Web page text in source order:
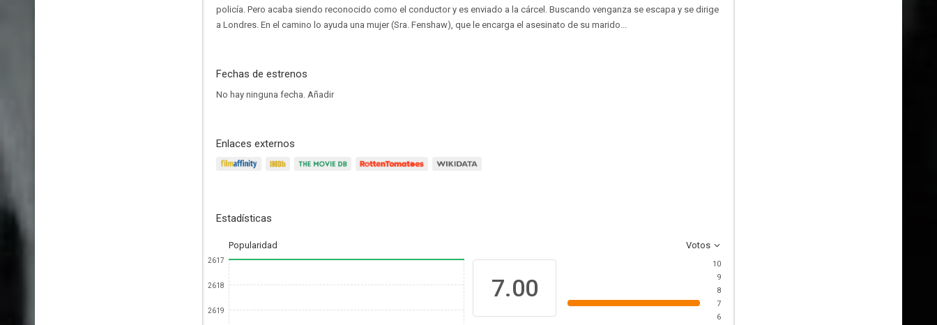
policía. Pero acaba siendo reconocido como el conductor y es enviado a la cárcel. Buscando venganza se escapa y se dirige
a Londres. En el camino lo ayuda una mujer (Sra. Fenshaw), que le encarga el asesinato de su marido...
Fechas de estrenos
No hay ninguna fecha. Añadir
Enlaces externos
Estadísticas
Popularidad Votos
2617
2618
2619
7.00
10
9
8
7
6